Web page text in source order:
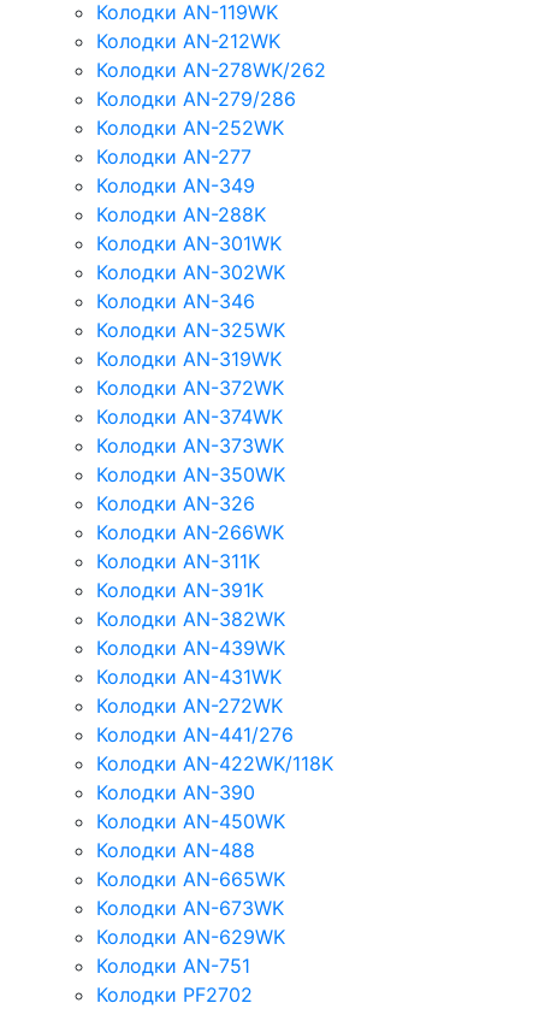
Колодки AN-119WK
Колодки AN-212WK
Колодки AN-278WK/262
Колодки AN-279/286
Колодки AN-252WK
Колодки AN-277
Колодки AN-349
Колодки AN-288K
Колодки AN-301WK
Колодки AN-302WK
Колодки AN-346
Колодки AN-325WK
Колодки AN-319WK
Колодки AN-372WK
Колодки AN-374WK
Колодки AN-373WK
Колодки AN-350WK
Колодки AN-326
Колодки AN-266WK
Колодки AN-311K
Колодки AN-391K
Колодки AN-382WK
Колодки AN-439WK
Колодки AN-431WK
Колодки AN-272WK
Колодки AN-441/276
Колодки AN-422WK/118K
Колодки AN-390
Колодки AN-450WK
Колодки AN-488
Колодки AN-665WK
Колодки AN-673WK
Колодки AN-629WK
Колодки AN-751
Колодки PF2702